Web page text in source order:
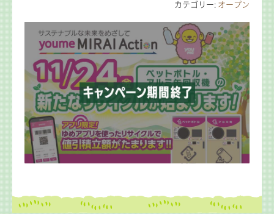
カテゴリー: オープン